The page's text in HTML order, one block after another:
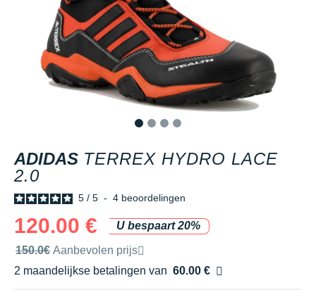
ADIDAS TERREX HYDRO LACE
2.0
5 / 5 - 4 beoordelingen
120.00 €
U bespaart 20%
Door het merk aanbevolen verkoopprijs
150.0€ Aanbevolen prijs
2 maandelijkse betalingen van 60.00 €
zonder kosten